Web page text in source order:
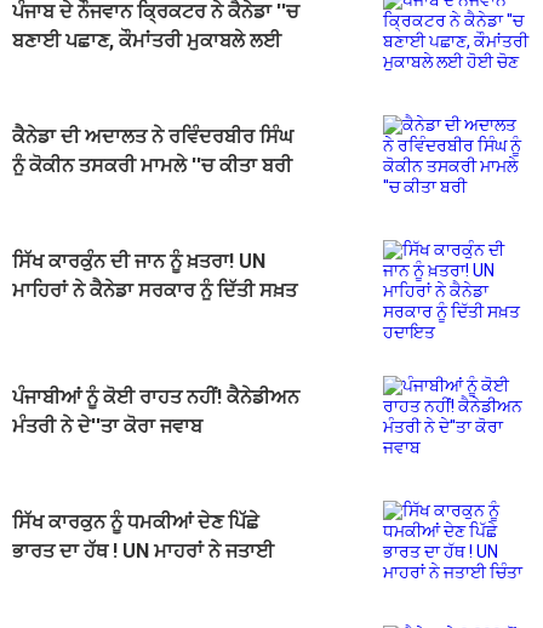
ਪੰਜਾਬ ਦੇ ਨੌਜਵਾਨ ਕ੍ਰਿਕਟਰ ਨੇ ਕੈਨੇਡਾ ''ਚ
ਬਣਾਈ ਪਛਾਣ, ਕੌਮਾਂਤਰੀ ਮੁਕਾਬਲੇ ਲਈ
ਕੈਨੇਡਾ ਦੀ ਅਦਾਲਤ ਨੇ ਰਵਿੰਦਰਬੀਰ ਸਿੰਘ
ਨੂੰ ਕੋਕੀਨ ਤਸਕਰੀ ਮਾਮਲੇ ''ਚ ਕੀਤਾ ਬਰੀ
ਸਿੱਖ ਕਾਰਕੁੰਨ ਦੀ ਜਾਨ ਨੂੰ ਖ਼ਤਰਾ! UN
ਮਾਹਿਰਾਂ ਨੇ ਕੈਨੇਡਾ ਸਰਕਾਰ ਨੂੰ ਦਿੱਤੀ ਸਖ਼ਤ
ਪੰਜਾਬੀਆਂ ਨੂੰ ਕੋਈ ਰਾਹਤ ਨਹੀਂ! ਕੈਨੇਡੀਅਨ
ਮੰਤਰੀ ਨੇ ਦੇ''ਤਾ ਕੋਰਾ ਜਵਾਬ
ਸਿੱਖ ਕਾਰਕੁਨ ਨੂੰ ਧਮਕੀਆਂ ਦੇਣ ਪਿੱਛੇ
ਭਾਰਤ ਦਾ ਹੱਥ ! UN ਮਾਹਰਾਂ ਨੇ ਜਤਾਈ